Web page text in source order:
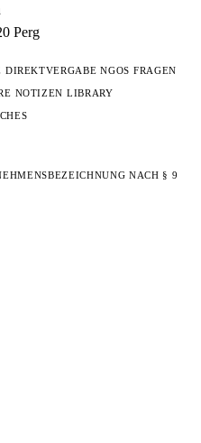
Perg
DIREKTVERGABE NGOS FRAGEN
NOTIZEN LIBRARY
NACH § 9